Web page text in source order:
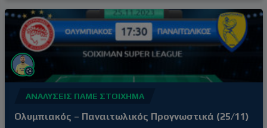
ΑΝΑΛΎΣΕΙΣ ΠΆΜΕ ΣΤΟΊΧΗΜΑ
Ολυμπιακός – Παναιτωλικός Προγνωστικά (25/11)